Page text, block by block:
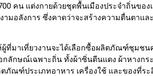
คน แต่งกายด้วยชุดพื้นเมืองประจำถิ่นของ
มอลังการ ซึ่งคาดว่าจะสร้างความตื่นตาแล
ผู้ที่มาเที่ยวงานจะได้เลือกซื้อผลิตภัณฑ์ชุมช
กลักษณ์เฉพาะถิ่น ทั้งผ้าซิ่นตีนแดง ผ้าหางก
ภัณฑ์ประเภทอาหาร เครื่องใช้ และของที่ร